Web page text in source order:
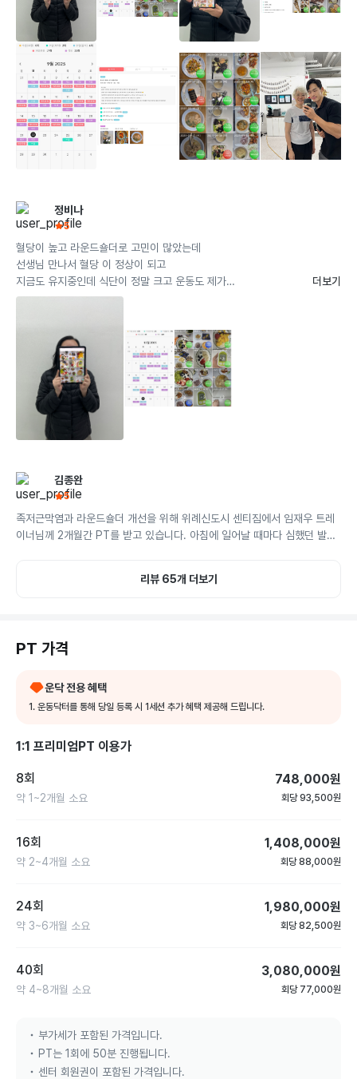
회원들마다 식습관이나 생활패턴이 모두 다르시기 때문에
그에 맞춤 맞춤형 식단을 추천해 드리고 있습니다. 식생활
패턴 및 습관에 대해 저와 많이 이야기를 나눌 것이며 제가
그러한 부분들에 있어서 매 수업 시간에 피드백을 드릴 것
입니다!
식단은 개인의 상황과 생활 패턴에 따라 맞춤형으로 진행될
것이며, 매 수업 시간마다 몸의 컨디션과 운동 수행능력의
유지 등을 확인하여 그에 따른 식단의 양을 설정할 것입니
다.
매번 마음속으로만 생각하셨던 바디프로필 촬영, 올해는 마
음만 먹는 것에서 그치지 말고 진짜 바디프로필을 한번 찍어
보시는건 어떨까요?
정비나
5
혈당이 높고 라운드숄더로 고민이 많았는데
선생님 만나서 혈당 이 정상이 되고
지금도 유지중인데 식단이 정말 크고 운동도 제가
잘 못하는데 잘 잡아주시는 세심해요
제가 스쿼트 트라우마가 있는데 여러모로 많이 극복하게 도와주
시더라고요 ^^ 지금 3개월 끝내고 또 다시 시작해요 완전 감사
헬스장도 너무 넓고 쾌적하고 기구들도 많아서 너무 좋고ㅎㅎ 진
짜 완전 짱!! 좋음요
더보기
김종완
5
족저근막염과 라운드숄더 개선을 위해 위례신도시 센티짐에서 임재우 트레
이너님께 2개월간 PT를 받고 있습니다. 아침에 일어날 때마다 심했던 발바
처방이 인상적이었어요. 제 몸 상태를 정확히 진단하고 족저근막염과 체형
가 등록했습니다. 센터가 10층에 위치해 환경도 쾌적하고 운동하기 좋았어
리뷰 65개 더보기
PT 가격
운닥 전용 혜택
1. 운동닥터를 통해 당일 등록 시 1세션 추가 혜택 제공해 드립니다.
1:1 프리미엄PT 이용가
8회
약 1~2개월 소요
748,000원
회당 93,500원
16회
약 2~4개월 소요
1,408,000원
회당 88,000원
24회
약 3~6개월 소요
1,980,000원
회당 82,500원
40회
약 4~8개월 소요
3,080,000원
회당 77,000원
부가세가 포함된 가격입니다.
PT는 1회에 50분 진행됩니다.
센터 회원권이 포함된 가격입니다.